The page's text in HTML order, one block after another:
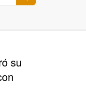
su